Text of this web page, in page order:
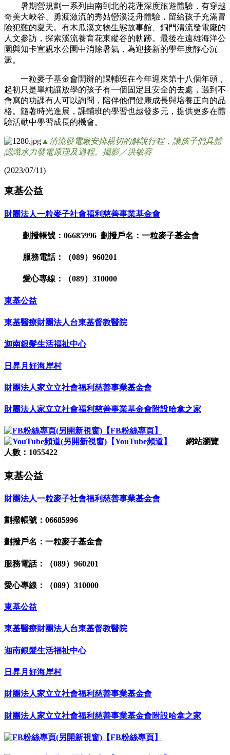
暑期營規劃一系列由南到北的花蓮深度旅遊體驗，有穿越
奇美大峽谷、勇渡激流的秀姑巒溪泛舟體驗，留給孩子充滿冒
險犯難的夏天。有木瓜溪文物生態故事館、銅門清流發電廠的
人文參訪，探索溪流養育花東縱谷的軌跡。最後在遠雄海洋公
園與知卡宣親水公園中消除暑氣，為迎接新的學年度靜心沉
澱。
一粒麥子基金會開辦的課輔班在今年迎來第十八個年頭，
起初只是單純讓放學的孩子有一個固定且安全的去處，遇到不
會寫的功課有人可以詢問，陪伴他們健康成長與培養正向的品
格。隨著時光進展，課輔班的學習也越發多元，提供更多在體
驗活動中學習成長的機會。
▲ 清流發電廠安排親切的解說行程，讓孩子們具體
認識水力發電原理及過程。攝影／洪敏容
(2023/07/11)
東基公益
財團法人一粒麥子社會福利慈善事業基金會
劃撥帳號：06685996 劃撥戶名：一粒麥子基金會
服務電話：（089）960201
愛心專線：（089）310000
東基公益
東基醫療財團法人台東基督教醫院
迦南銀髮生活福祉中心
日昇月好海岸村
財團法人家立立社會福利慈善事業基金會
財團法人家立立社會福利慈善事業基金會附設哈拿之家
【FB粉絲專頁】
【YouTube頻道】
網站瀏覽
人數：1055422
東基公益
財團法人一粒麥子社會福利慈善事業基金會
劃撥帳號：06685996
劃撥戶名：一粒麥子基金會
服務電話：（089）960201
愛心專線：（089）310000
東基公益
東基醫療財團法人台東基督教醫院
迦南銀髮生活福祉中心
日昇月好海岸村
財團法人家立立社會福利慈善事業基金會
財團法人家立立社會福利慈善事業基金會附設哈拿之家
【FB粉絲專頁】